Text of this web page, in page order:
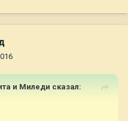
и Миледи сказал: